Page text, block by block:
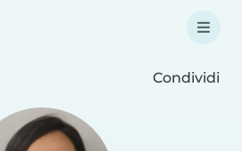
Condividi